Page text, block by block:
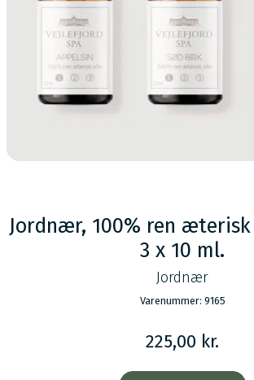
Jordnær, 100% ren
3 x 10 ml.
Jordnær
Varenummer: 9165
225,00 kr.